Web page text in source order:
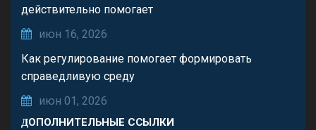
действительно помогает
июн 16, 2026
Как регулирование помогает формировать
справедливую среду
июн 01, 2026
ДОПОЛНИТЕЛЬНЫЕ ССЫЛКИ